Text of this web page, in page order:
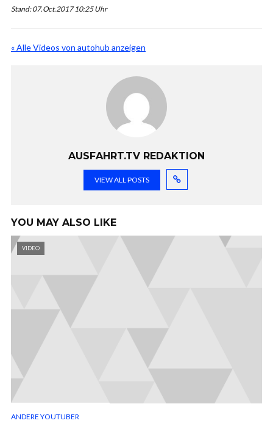
Stand: 07.Oct.2017 10:25 Uhr
« Alle Videos von autohub anzeigen
AUSFAHRT.TV REDAKTION
VIEW ALL POSTS
YOU MAY ALSO LIKE
VIDEO
ANDERE YOUTUBER